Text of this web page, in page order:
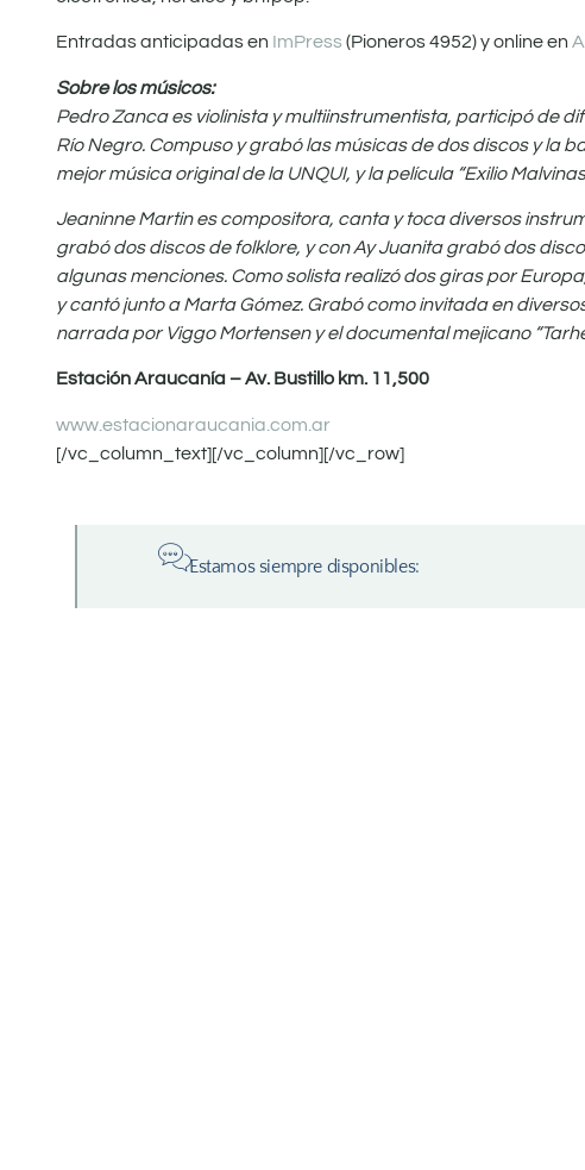
Entradas anticipadas en ImPress (Pioneros 4952) y online en
Sobre los músicos:
Pedro Zanca es violinista y multiinstrumentista, participó de
Río Negro. Compuso y grabó las músicas de dos discos y la
mejor música original de la UNQUI, y la película “Exilio
Jeaninne Martin es compositora, canta y toca diversos
grabó dos discos de folklore, y con Ay Juanita grabó dos
algunas menciones. Como solista realizó dos giras por
y cantó junto a Marta Gómez. Grabó como invitada en
narrada por Viggo Mortensen y el documental mejicano
Estación Araucanía – Av. Bustillo km. 11,500
www.estacionaraucania.com.ar
[/vc_column_text][/vc_column][/vc_row]
Estamos siempre disponibles: